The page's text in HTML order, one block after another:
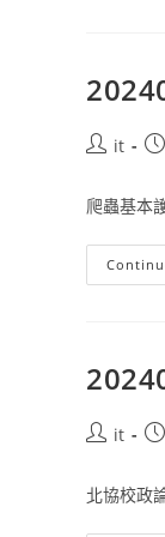
it
爬蟲基本
it
北協校政